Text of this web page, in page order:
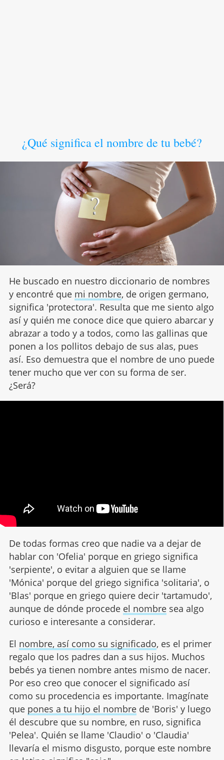
¿Qué significa el nombre de tu bebé?
He buscado en nuestro diccionario de nombres
y encontré que mi nombre, de origen germano,
significa 'protectora'. Resulta que me siento algo
así y quién me conoce dice que quiero abarcar y
abrazar a todo y a todos, como las gallinas que
ponen a los pollitos debajo de sus alas, pues
así. Eso demuestra que el nombre de uno puede
tener mucho que ver con su forma de ser.
¿Será?
De todas formas creo que nadie va a dejar de
hablar con 'Ofelia' porque en griego significa
'serpiente', o evitar a alguien que se llame
'Mónica' porque del griego significa 'solitaria', o
'Blas' porque en griego quiere decir 'tartamudo',
aunque de dónde procede el nombresea algo
curioso e interesante a considerar.
El nombre, así como su significado, es el primer
regalo que los padres dan a sus hijos. Muchos
bebés ya tienen nombre antes mismo de nacer.
Por eso creo que conocer el significado así
como su procedencia es importante. Imagínate
que pones a tu hijo el nombrede 'Boris' y luego
él descubre que su nombre, en ruso, significa
'Pelea'. Quién se llame 'Claudio' o 'Claudia'
llevaría el mismo disgusto, porque este nombre